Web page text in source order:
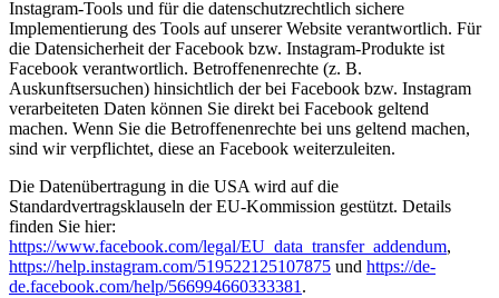
Instagram-Tools und für die datenschutzrechtlich sichere
Implementierung des Tools auf unserer Website verantwortlich. Für
die Datensicherheit der Facebook bzw. Instagram-Produkte ist
Facebook verantwortlich. Betroffenenrechte (z. B.
Auskunftsersuchen) hinsichtlich der bei Facebook bzw. Instagram
verarbeiteten Daten können Sie direkt bei Facebook geltend
machen. Wenn Sie die Betroffenenrechte bei uns geltend machen,
sind wir verpflichtet, diese an Facebook weiterzuleiten.
Die Datenübertragung in die USA wird auf die
Standardvertragsklauseln der EU-Kommission gestützt. Details
finden Sie hier:
https://www.facebook.com/legal/EU_data_transfer_addendum,
https://help.instagram.com/519522125107875 und https://de-
de.facebook.com/help/566994660333381 .